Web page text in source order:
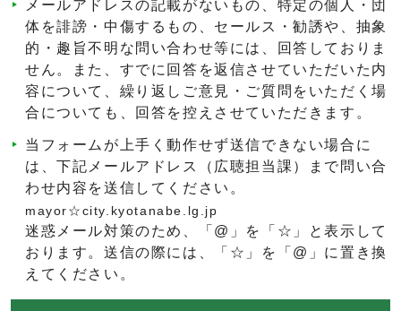
メールアドレスの記載がないもの、特定の個人・団
体を誹謗・中傷するもの、セールス・勧誘や、抽象
的・趣旨不明な問い合わせ等には、回答しておりま
せん。また、すでに回答を返信させていただいた内
容について、繰り返しご意見・ご質問をいただく場
合についても、回答を控えさせていただきます。
当フォームが上手く動作せず送信できない場合に
は、下記メールアドレス（広聴担当課）まで問い合
わせ内容を送信してください。
mayor☆city.kyotanabe.lg.jp
迷惑メール対策のため、「@」を「☆」と表示して
おります。送信の際には、「☆」を「@」に置き換
えてください。